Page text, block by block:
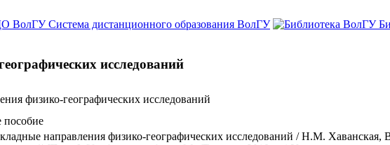
Система дистанционного образования ВолГУ
исследований
физико-географических исследований
пособие
направления физико-географических исследований / Н.М.